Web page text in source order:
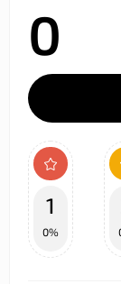
0
1
0%